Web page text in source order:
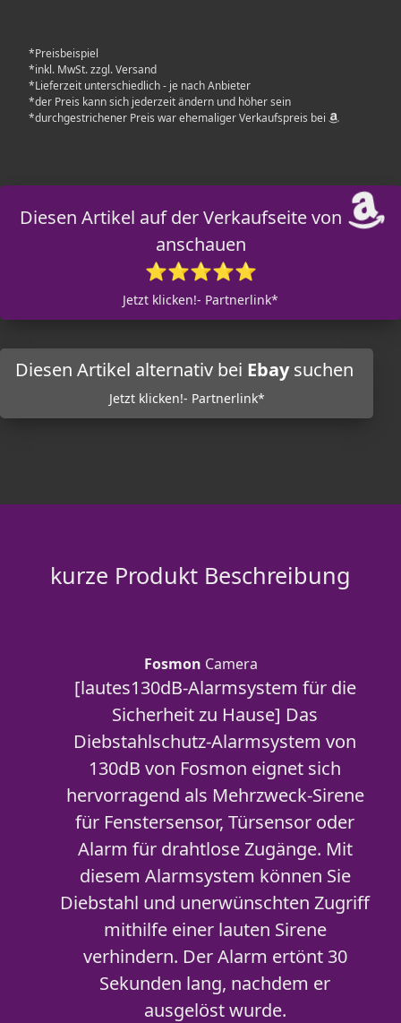
*Preisbeispiel
*inkl. MwSt. zzgl. Versand
*Lieferzeit unterschiedlich - je nach Anbieter
*der Preis kann sich jederzeit ändern und höher sein
*durchgestrichener Preis war ehemaliger Verkaufspreis bei
Diesen Artikel auf der Verkaufseite von
anschauen
⭐⭐⭐⭐⭐
Jetzt klicken!- Partnerlink*
Diesen Artikel alternativ bei Ebaysuchen
Jetzt klicken!- Partnerlink*
kurze Produkt Beschreibung
Fosmon Camera
[lautes130dB-Alarmsystem für die
Sicherheit zu Hause] Das
Diebstahlschutz-Alarmsystem von
130dB von Fosmon eignet sich
hervorragend als Mehrzweck-Sirene
für Fenstersensor, Türsensor oder
Alarm für drahtlose Zugänge. Mit
diesem Alarmsystem können Sie
Diebstahl und unerwünschten Zugriff
mithilfe einer lauten Sirene
verhindern. Der Alarm ertönt 30
Sekunden lang, nachdem er
ausgelöst wurde.